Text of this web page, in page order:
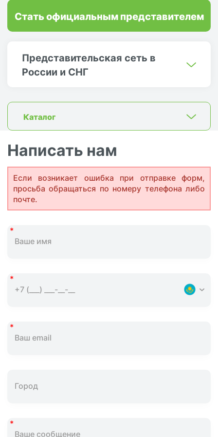
Представительская сеть в
России и СНГ
Стать официальным представителем
Каталог
Написать нам
Если возникает ошибка при отправке форм,
просьба обращаться по номеру телефона либо
почте.